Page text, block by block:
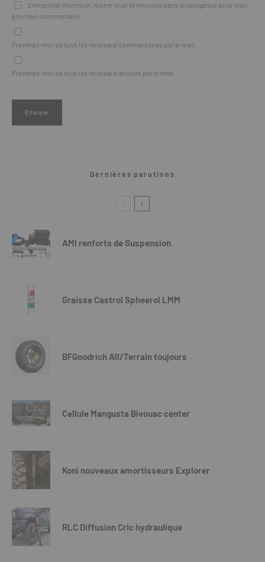
Enregistrer mon nom, mon e-mail et mon site dans le navigateur pour mon
prochain commentaire.
Prévenez-moi de tous les nouveaux commentaires par e-mail.
Prévenez-moi de tous les nouveaux articles par e-mail.
Dernières parutions
AMI renforts de Suspension
Graisse Castrol Spheerol LMM
BFGoodrich All/Terrain toujours
Cellule Mangusta Bivouac center
Koni nouveaux amortisseurs Explorer
RLC Diffusion Cric hydraulique